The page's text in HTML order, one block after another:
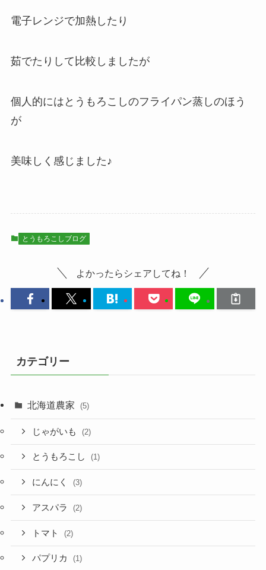
電子レンジで加熱したり
茹でたりして比較しましたが
個人的にはとうもろこしのフライパン蒸しのほう
が
美味しく感じました♪
とうもろこしブログ
よかったらシェアしてね！
カテゴリー
北海道農家 (5)
じゃがいも (2)
とうもろこし (1)
にんにく (3)
アスパラ (2)
トマト (2)
パプリカ (1)